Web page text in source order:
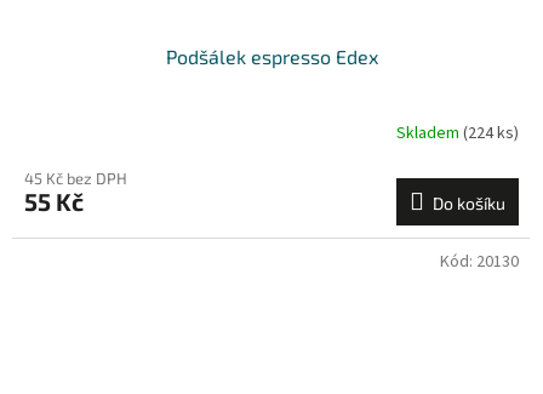
Podšálek espresso Edex
Skladem (224 ks)
45 Kč bez DPH
55 Kč Do košíku
Kód: 20130